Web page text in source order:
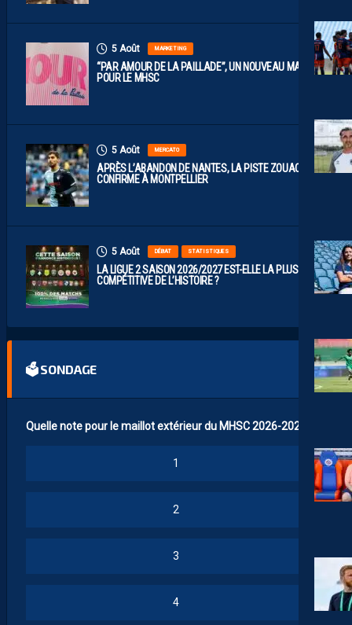
5 Août MARKETING
“PAR AMOUR DE LA PAILLADE”, UN NOUVEAU MAILLOT
POUR LE MHSC
5 Août MERCATO
APRÈS L’ABANDON DE NANTES, LA PISTE ZOUAOUI SE
CONFIRME À MONTPELLIER
5 Août DÉBAT STATISTIQUES
LA LIGUE 2 SAISON 2026/2027 EST-ELLE LA PLUS
COMPÉTITIVE DE L’HISTOIRE ?
🗳 SONDAGE
Quelle note pour le maillot extérieur du MHSC 2026-2027 ?
1
2
3
4